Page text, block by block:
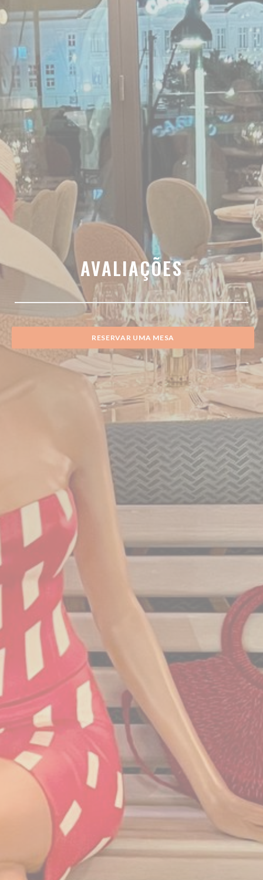
AVALIAÇÕES
RESERVAR UMA MESA